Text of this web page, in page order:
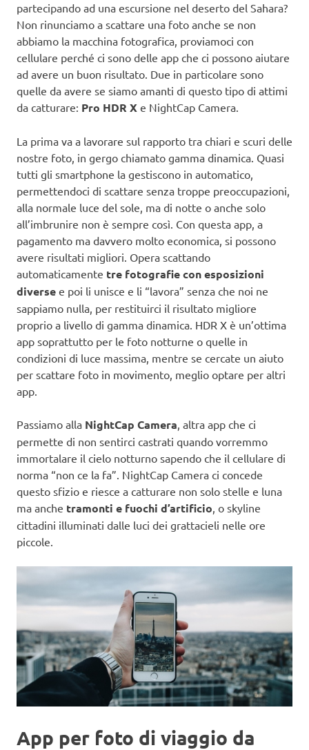
partecipando ad una escursione nel deserto del Sahara?
Non rinunciamo a scattare una foto anche se non
abbiamo la macchina fotografica, proviamoci con
cellulare perché ci sono delle app che ci possono aiutare
ad avere un buon risultato. Due in particolare sono
quelle da avere se siamo amanti di questo tipo di attimi
da catturare: Pro HDR X e NightCap Camera.
La prima va a lavorare sul rapporto tra chiari e scuri delle
nostre foto, in gergo chiamato gamma dinamica. Quasi
tutti gli smartphone la gestiscono in automatico,
permettendoci di scattare senza troppe preoccupazioni,
alla normale luce del sole, ma di notte o anche solo
all’imbrunire non è sempre così. Con questa app, a
pagamento ma davvero molto economica, si possono
avere risultati migliori. Opera scattando
automaticamente tre fotografie con esposizioni
diverse e poi li unisce e li “lavora” senza che noi ne
sappiamo nulla, per restituirci il risultato migliore
proprio a livello di gamma dinamica. HDR X è un’ottima
app soprattutto per le foto notturne o quelle in
condizioni di luce massima, mentre se cercate un aiuto
per scattare foto in movimento, meglio optare per altri
app.
Passiamo alla NightCap Camera, altra app che ci
permette di non sentirci castrati quando vorremmo
immortalare il cielo notturno sapendo che il cellulare di
norma “non ce la fa”. NightCap Camera ci concede
questo sfizio e riesce a catturare non solo stelle e luna
ma anche tramonti e fuochi d’artificio, o skyline
cittadini illuminati dalle luci dei grattacieli nelle ore
piccole.
App per foto di viaggio da